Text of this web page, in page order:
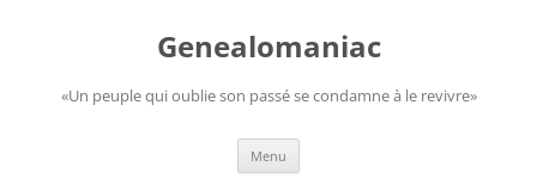
Genealomaniac
«Un peuple qui oublie son passé se condamne à le revivre»
Menu